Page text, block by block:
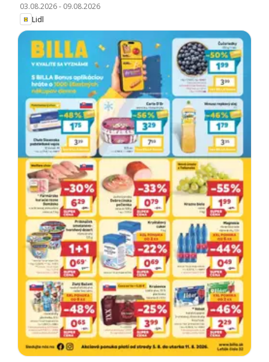
03.08.2026- 09.08.2026
Lidl